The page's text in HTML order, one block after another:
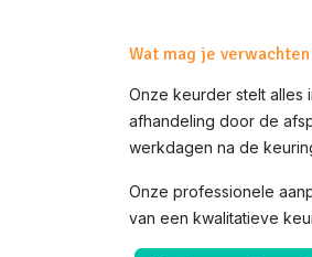
Wat mag je
Onze keurder stelt alles
afhandeling door de
werkdagen na de
Onze professionele
van een kwalitatieve